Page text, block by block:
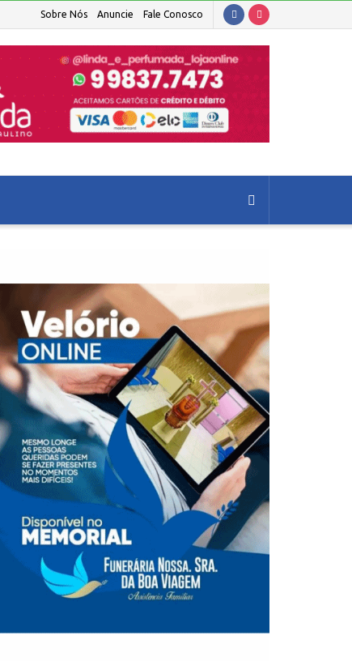
Sobre Nós Anuncie Fale Conosco